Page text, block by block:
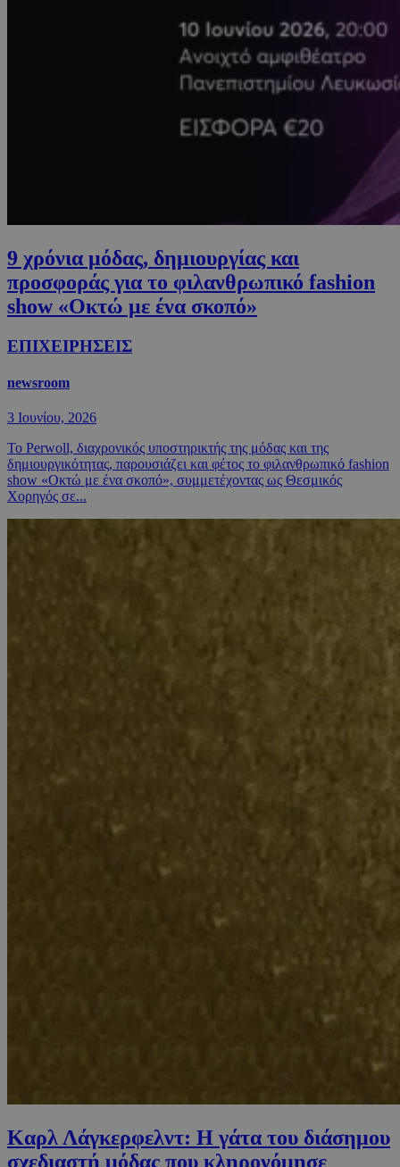
9 χρόνια μόδας, δημιουργίας και
προσφοράς για το φιλανθρωπικό fashion
show «Οκτώ με ένα σκοπό»
ΕΠΙΧΕΙΡΗΣΕΙΣ
newsroom
3 Ιουνίου, 2026
Το Perwoll, διαχρονικός υποστηρικτής της μόδας και της
δημιουργικότητας, παρουσιάζει και φέτος το φιλανθρωπικό fashion
show «Οκτώ με ένα σκοπό», συμμετέχοντας ως Θεσμικός
Χορηγός σε...
Καρλ Λάγκερφελντ: Η γάτα του διάσημου
σχεδιαστή μόδας που κληρονόμησε